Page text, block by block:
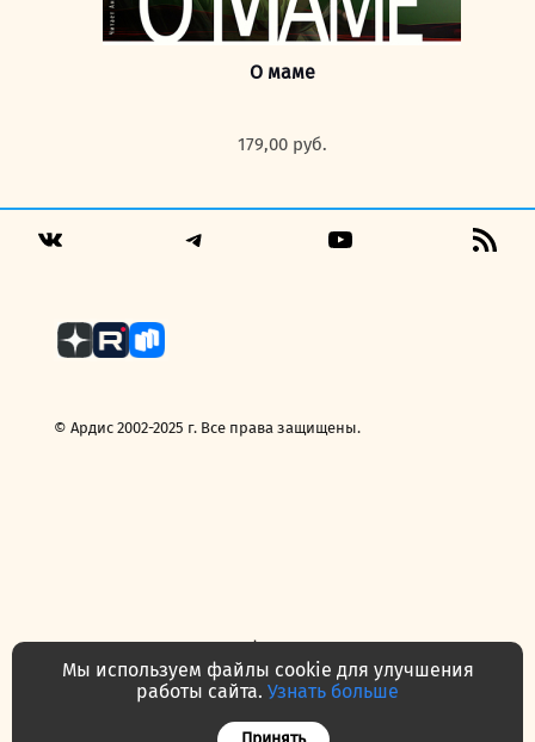
О маме
179,00 руб.
© Ардис 2002-2025 г. Все права защищены.
Политика конфиденциальности
Договор — публичная оферта
Часто задаваемые вопросы
Контакты
Мы используем файлы cookie для улучшения
работы сайта. Узнать больше